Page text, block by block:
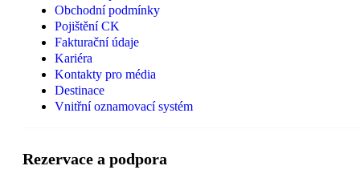
Obchodní podmínky
Pojištění CK
Fakturační údaje
Kariéra
Kontakty pro média
Destinace
Vnitřní oznamovací systém
Rezervace a podpora